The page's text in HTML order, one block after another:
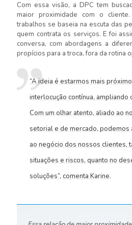
Com essa visão, a DPC tem
maior proximidade com o
trabalhos se baseia na escuta das
quem contrata os serviços. E foi
conversa, com abordagens a
propícios para a troca, fora da rotina
“A ideia é estarmos mais
interlocução contínua,
Com um olhar atento, aliado ao
setorial e de mercado, podemos
ao negócio dos nossos clientes,
situações e riscos, quanto no
soluções”, comenta Karine.